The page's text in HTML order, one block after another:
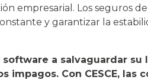
empresarial. Los seguros
y garantizar la
a salvaguardar
Con CESCE, las